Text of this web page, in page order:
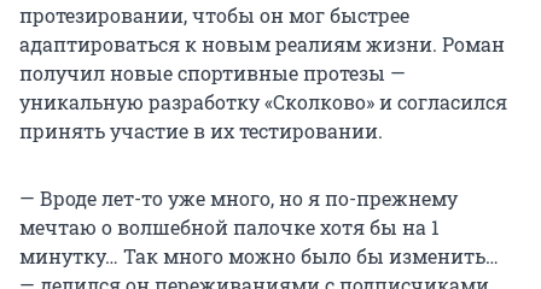
протезировании, чтобы он мог быстрее
адаптироваться к новым реалиям жизни. Роман
получил новые спортивные протезы —
уникальную разработку «Сколково» и согласился
принять участие в их тестировании.
— Вроде лет-то уже много, но я по-прежнему
мечтаю о волшебной палочке хотя бы на 1
минутку… Так много можно было бы изменить…